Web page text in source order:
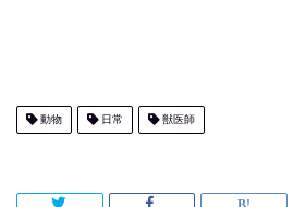
動物 日常 獣医師